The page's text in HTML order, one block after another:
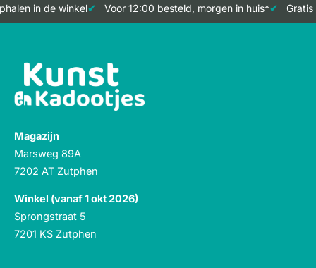
in de winkel Voor 12:00 besteld, morgen in huis*
Magazijn
Marsweg 89A
7202 AT Zutphen
Winkel (vanaf 1 okt 2026)
Sprongstraat 5
7201 KS Zutphen